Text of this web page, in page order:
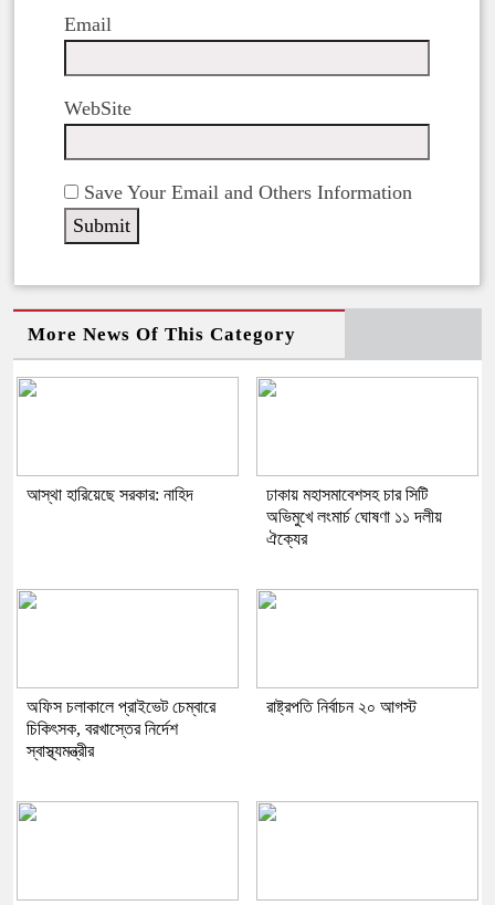
Email
WebSite
Save Your Email and Others Information
More News Of This Category
আস্থা হারিয়েছে সরকার: নাহিদ
ঢাকায় মহাসমাবেশসহ চার সিটি
অভিমুখে লংমার্চ ঘোষণা ১১ দলীয়
ঐক্যের
অফিস চলাকালে প্রাইভেট চেম্বারে
চিকিৎসক, বরখাস্তের নির্দেশ
স্বাস্থ্যমন্ত্রীর
রাষ্ট্রপতি নির্বাচন ২০ আগস্ট